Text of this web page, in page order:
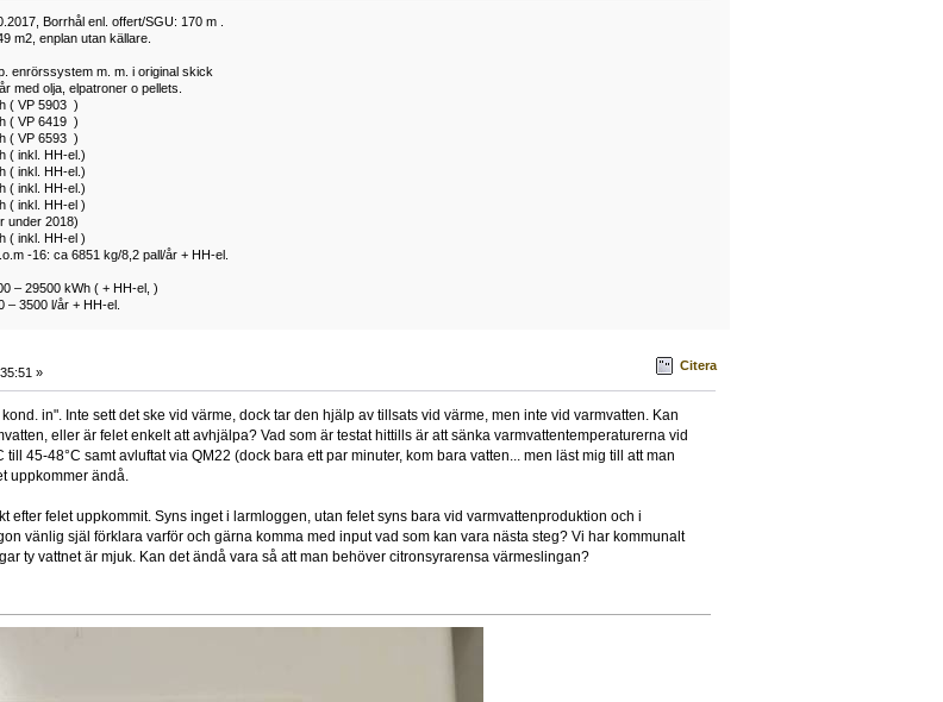
Borrhål enl. offert/SGU: 170 m .
m2, enplan utan källare.
enrörssystem m. m. i original skick
med olja, elpatroner o pellets.
VP 5903 )
VP 6419 )
VP 6593 )
inkl. HH-el.)
inkl. HH-el.)
inkl. HH-el.)
inkl. HH-el )
under 2018)
inkl. HH-el )
-16: ca 6851 kg/8,2 pall/år + HH-el.
29500 kWh ( + HH-el, )
l/år + HH-el.
» Citera
in". Inte sett det ske vid värme, dock tar den hjälp av tillsats vid värme, men inte vid varmvatten. Kan
eller är felet enkelt att avhjälpa? Vad som är testat hittills är att sänka varmvattentemperaturerna vid
45-48°C samt avluftat via QM22 (dock bara ett par minuter, kom bara vatten... men läst mig till att man
uppkommer ändå.
efter felet uppkommit. Syns inget i larmloggen, utan felet syns bara vid varmvattenproduktion och i
vänlig själ förklara varför och gärna komma med input vad som kan vara nästa steg? Vi har kommunalt
ty vattnet är mjuk. Kan det ändå vara så att man behöver citronsyrarensa värmeslingan?